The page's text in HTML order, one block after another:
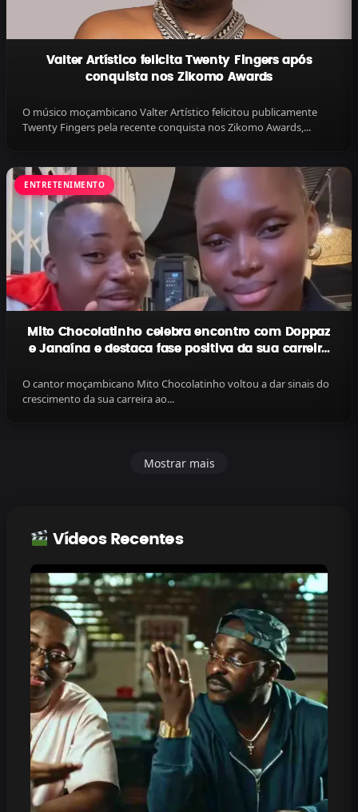
Valter Artístico felicita Twenty Fingers após
conquista nos Zikomo Awards
O músico moçambicano Valter Artístico felicitou publicamente
Twenty Fingers pela recente conquista nos Zikomo Awards,...
ENTRETENIMENTO
Mito Chocolatinho celebra encontro com Doppaz
e Janaína e destaca fase positiva da sua carreira
O cantor moçambicano Mito Chocolatinho voltou a dar sinais do
crescimento da sua carreira ao...
Mostrar mais
Vídeos Recentes